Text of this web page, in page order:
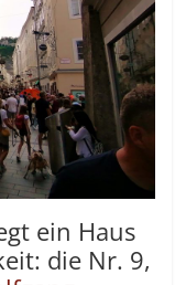
ein Haus
die Nr. 9,